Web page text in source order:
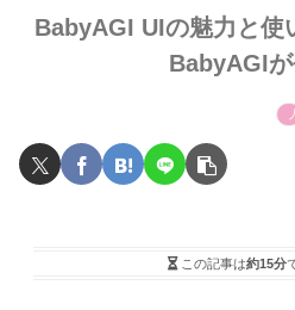
BabyAGI UIの魅力と使
BabyAGIが
この記事は約15分